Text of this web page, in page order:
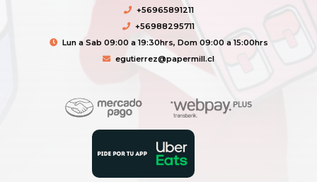
+56965891211
+56988295711
Lun a Sab 09:00 a 19:30hrs, Dom 09:00 a 15:00hrs
egutierrez@papermill.cl